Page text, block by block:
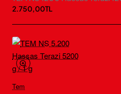
2.750,00TL
Tem